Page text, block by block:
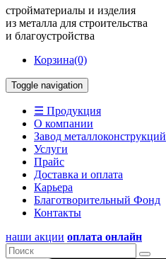
стройматериалы и изделия
из металла для строительства
и благоустройства
Корзина(0)
Toggle navigation
☰ Продукция
О компании
Завод металлоконструкций
Услуги
Прайс
Доставка и оплата
Карьера
Благотворительный Фонд
Контакты
наши акции оплата онлайн